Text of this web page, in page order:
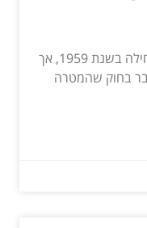
החוק לעידוד השקעות הון נחקק תחילה בשנת 1959, אך
בחוק שהמטרה